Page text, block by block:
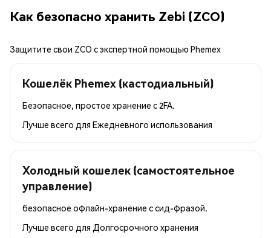
Как безопасно хранить Zebi (ZCO)
Защитите свои ZCO с экспертной помощью Phemex
Кошелёк Phemex (кастодиальный)
Безопасное, простое хранение с 2FA.
Лучше всего для Ежедневного использования
Холодный кошелек (самостоятельное
управление)
безопасное офлайн-хранение с сид-фразой.
Лучше всего для Долгосрочного хранения